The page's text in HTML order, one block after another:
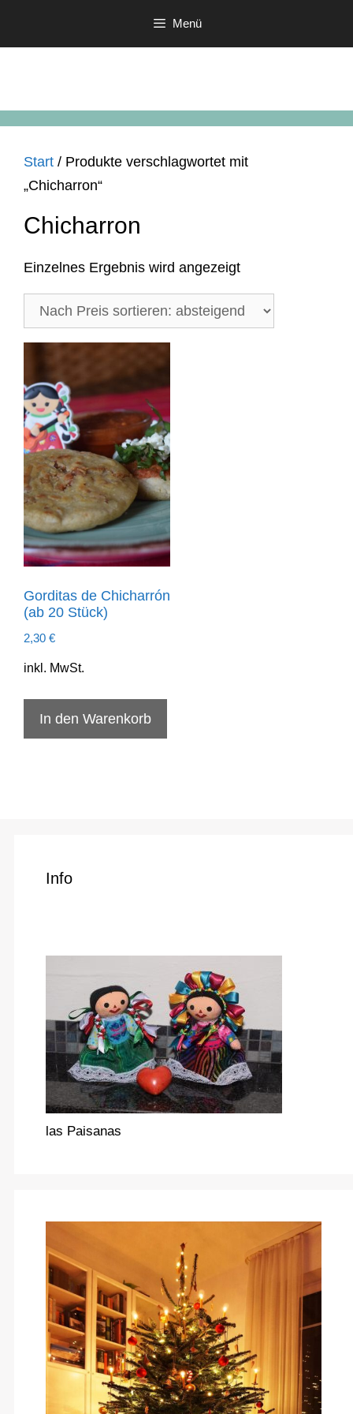
Menü
Start / Produkte verschlagwortet mit
„Chicharron“
Chicharron
Einzelnes Ergebnis wird angezeigt
Gorditas de Chicharrón
(ab 20 Stück)
2,30 €
inkl. MwSt.
In den Warenkorb
Info
las Paisanas